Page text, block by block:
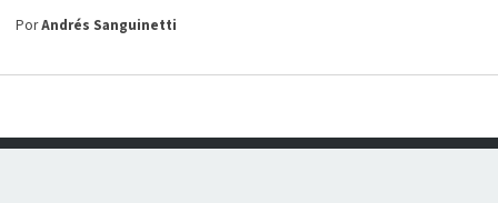
PorAndrés Sanguinetti